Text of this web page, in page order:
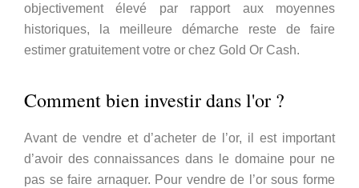
objectivement élevé par rapport aux moyennes
historiques, la meilleure démarche reste de faire
estimer gratuitement votre or chez Gold Or Cash.
Comment bien investir dans l'or ?
Avant de vendre et d’acheter de l’or, il est important
d’avoir des connaissances dans le domaine pour ne
pas se faire arnaquer. Pour vendre de l’or sous forme